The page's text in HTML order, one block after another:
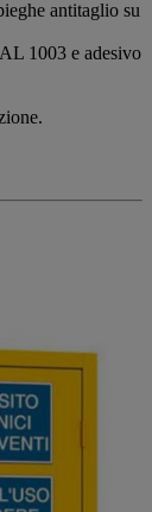
antitaglio su
1003 e adesivo